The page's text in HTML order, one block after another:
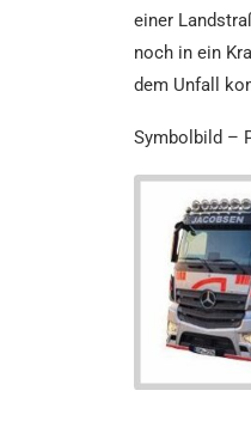
einer
noch in ein
dem Unfall
Symbolbild –